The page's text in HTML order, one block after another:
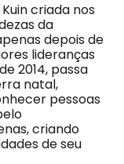
criada nos
da
depois de
lideranças
2014, passa
natal,
pessoas
criando
de seu